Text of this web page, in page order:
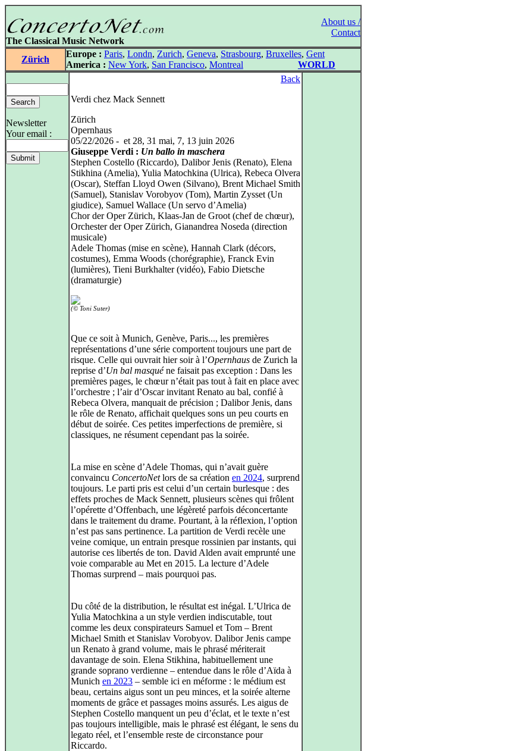
About us /
Contact
The Classical Music Network
Zürich
Europe : Paris, Londn, Zurich, Geneva, Strasbourg, Bruxelles, Gent
America : New York, San Francisco, Montreal WORLD
Newsletter
Your email :
Back
Verdi chez Mack Sennett
Zürich
Opernhaus
05/22/2026 - et 28, 31 mai, 7, 13 juin 2026
Giuseppe Verdi : Un ballo in maschera
Stephen Costello (Riccardo), Dalibor Jenis (Renato), Elena
Stikhina (Amelia), Yulia Matochkina (Ulrica), Rebeca Olvera
(Oscar), Steffan Lloyd Owen (Silvano), Brent Michael Smith
(Samuel), Stanislav Vorobyov (Tom), Martin Zysset (Un
giudice), Samuel Wallace (Un servo d’Amelia)
Chor der Oper Zürich, Klaas‑Jan de Groot (chef de chœur),
Orchester der Oper Zürich, Gianandrea Noseda (direction
musicale)
Adele Thomas (mise en scène), Hannah Clark (décors,
costumes), Emma Woods (chorégraphie), Franck Evin
(lumières), Tieni Burkhalter (vidéo), Fabio Dietsche
(dramaturgie)
(© Toni Suter)
Que ce soit à Munich, Genève, Paris..., les premières
représentations d’une série comportent toujours une part de
risque. Celle qui ouvrait hier soir à l’Opernhaus de Zurich la
reprise d’Un bal masquéne faisait pas exception : Dans les
premières pages, le chœur n’était pas tout à fait en place avec
l’orchestre ; l’air d’Oscar invitant Renato au bal, confié à
Rebeca Olvera, manquait de précision ; Dalibor Jenis, dans
le rôle de Renato, affichait quelques sons un peu courts en
début de soirée. Ces petites imperfections de première, si
classiques, ne résument cependant pas la soirée.
La mise en scène d’Adele Thomas, qui n’avait guère
convaincu ConcertoNetlors de sa création en 2024, surprend
toujours. Le parti pris est celui d’un certain burlesque : des
effets proches de Mack Sennett, plusieurs scènes qui frôlent
l’opérette d’Offenbach, une légèreté parfois déconcertante
dans le traitement du drame. Pourtant, à la réflexion, l’option
n’est pas sans pertinence. La partition de Verdi recèle une
veine comique, un entrain presque rossinien par instants, qui
autorise ces libertés de ton. David Alden avait emprunté une
voie comparable au Met en 2015. La lecture d’Adele
Thomas surprend – mais pourquoi pas.
Du côté de la distribution, le résultat est inégal. L’Ulrica de
Yulia Matochkina a un style verdien indiscutable, tout
comme les deux conspirateurs Samuel et Tom – Brent
Michael Smith et Stanislav Vorobyov. Dalibor Jenis campe
un Renato à grand volume, mais le phrasé mériterait
davantage de soin. Elena Stikhina, habituellement une
grande soprano verdienne – entendue dans le rôle d’Aïda à
Munich en 2023 – semble ici en méforme : le médium est
beau, certains aigus sont un peu minces, et la soirée alterne
moments de grâce et passages moins assurés. Les aigus de
Stephen Costello manquent un peu d’éclat, et le texte n’est
pas toujours intelligible, mais le phrasé est élégant, le sens du
legato réel, et l’ensemble reste de circonstance pour
Riccardo.